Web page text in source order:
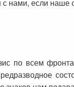
если наше
по всем